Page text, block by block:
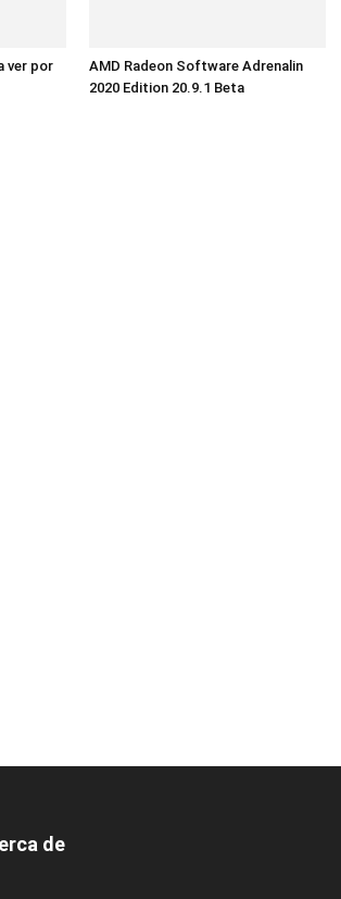
ver por
AMD Radeon Software Adrenalin
2020 Edition 20.9.1 Beta
de